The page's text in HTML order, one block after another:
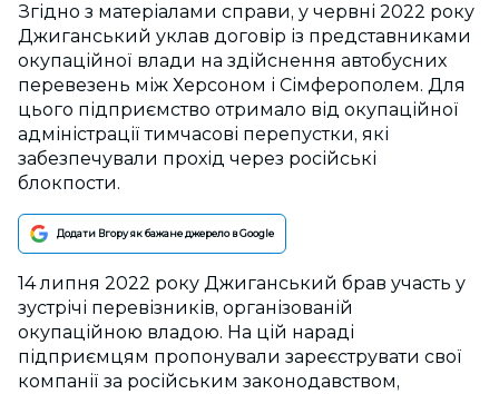
Згідно з матеріалами справи, у червні 2022 року
Джиганський уклав договір із представниками
окупаційної влади на здійснення автобусних
перевезень між Херсоном і Сімферополем. Для
цього підприємство отримало від окупаційної
адміністрації тимчасові перепустки, які
забезпечували прохід через російські
блокпости.
Додати Вгору як бажане джерело в Google
14 липня 2022 року Джиганський брав участь у
зустрічі перевізників, організованій
окупаційною владою. На цій нараді
підприємцям пропонували зареєструвати свої
компанії за російським законодавством,